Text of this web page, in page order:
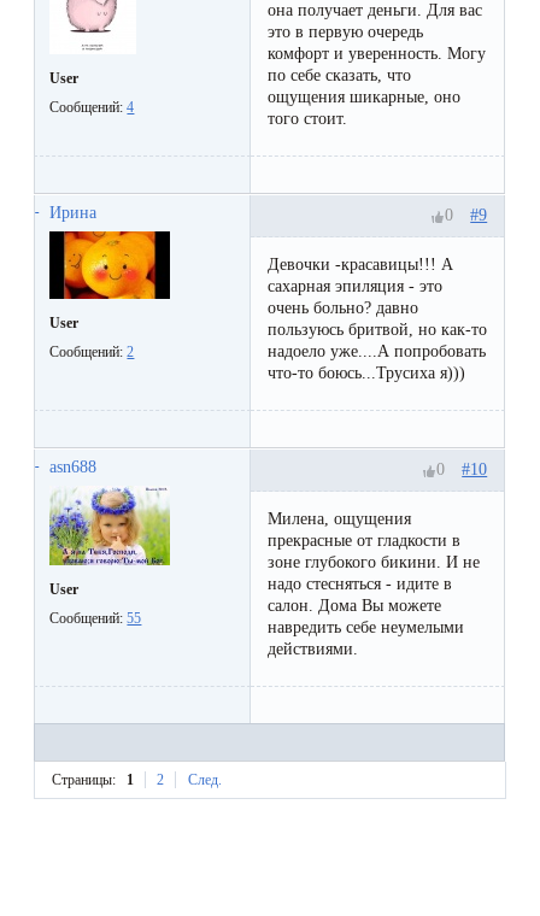
User
Сообщений:4
она получает деньги. Для вас
это в первую очередь
комфорт и уверенность. Могу
по себе сказать, что
ощущения шикарные, оно
того стоит.
Ирина
User
Сообщений:2
#9
0
Девочки -красавицы!!! А
сахарная эпиляция - это
очень больно? давно
пользуюсь бритвой, но как-то
надоело уже....А попробовать
что-то боюсь...Трусиха я)))
asn688
User
Сообщений:55
#10
0
Милена, ощущения
прекрасные от гладкости в
зоне глубокого бикини. И не
надо стесняться - идите в
салон. Дома Вы можете
навредить себе неумелыми
действиями.
Страницы: 1 2 След.